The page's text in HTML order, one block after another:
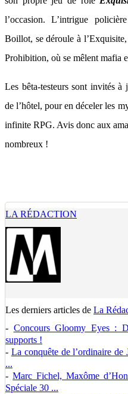
l’occasion. L’intrigue
Boillot, se déroule à
Prohibition, où se mêlent mafia
Les bêta-testeurs sont invités
de l’hôtel, pour en déceler les
infinite RPG. Avis donc aux
nombreux !
LA RÉDACTION
Les derniers articles de La
- Concours Gloomy Eyes :
supports !
- La conquête de l’ordinaire de
...
-Marc Fichel, Maxôme
Spéciale 30 ...